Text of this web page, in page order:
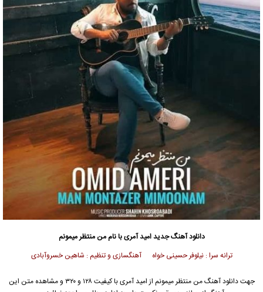
دانلود آهنگ جدیدامید آمریبا نام من منتظر میمونم
ترانه سرا : نیلوفر حسینی خواه آهنگسازی و تنظیم : شاهین خسروآبادی
جهت دانلود آهنگ من منتظر میمونم از امید آمری
با کیفیت ۱۲۸ و ۳۲۰ و مشاهده متن این